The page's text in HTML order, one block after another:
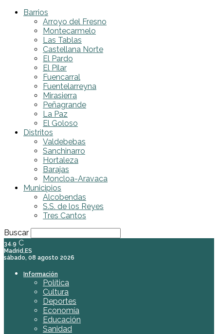
Barrios
Arroyo del Fresno
Montecarmelo
Las Tablas
Castellana Norte
El Pardo
El Pilar
Fuencarral
Fuentelarreyna
Mirasierra
Peñagrande
La Paz
El Goloso
Distritos
Valdebebas
Sanchinarro
Hortaleza
Barajas
Moncloa-Aravaca
Municipios
Alcobendas
S.S. de los Reyes
Tres Cantos
Buscar
34.9 C
Madrid,ES
sábado, 08 agosto 2026
Información
Política
Cultura
Deportes
Economía
Educación
Sanidad